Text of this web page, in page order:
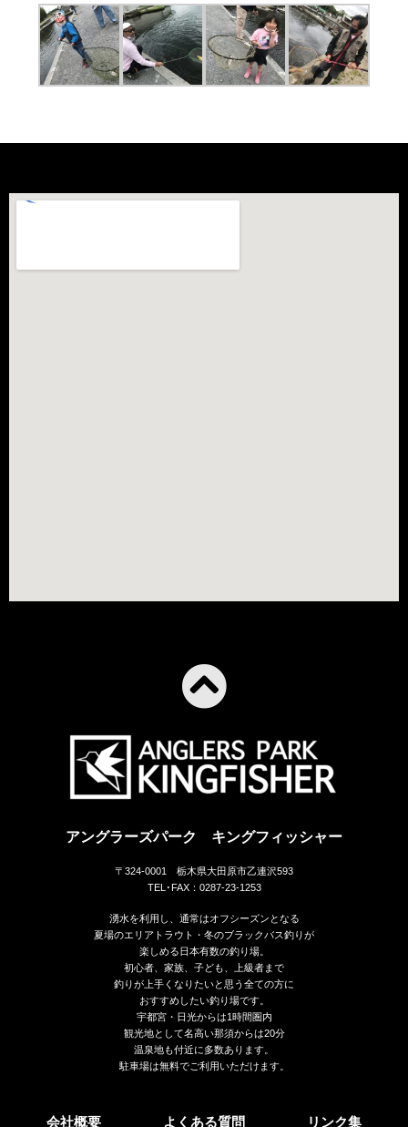
アングラーズパーク キングフィッシャー
〒324-0001 栃木県大田原市乙連沢593
TEL･FAX：0287-23-1253
湧水を利用し、通常はオフシーズンとなる
夏場のエリアトラウト・冬のブラックバス釣りが
楽しめる日本有数の釣り場。
初心者、家族、子ども、上級者まで
釣りが上手くなりたいと思う全ての方に
おすすめしたい釣り場です。
宇都宮・日光からは1時間圏内
観光地として名高い那須からは20分
温泉地も付近に多数あります。
駐車場は無料でご利用いただけます。
会社概要 よくある質問 リンク集